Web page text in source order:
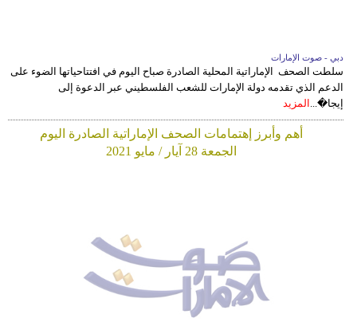
دبي - صوت الإمارات
سلطت الصحف الإماراتية المحلية الصادرة صباح اليوم في افتتاحياتها الضوء على
الدعم الذي تقدمه دولة الإمارات للشعب الفلسطيني عبر الدعوة إلى
إيجا�... المزيد
أهم وأبرز إهتمامات الصحف الإماراتية الصادرة اليوم
الجمعة 28 آيار / مايو 2021